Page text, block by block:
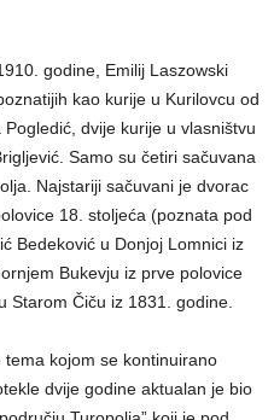
godine, Emilij Laszowski
kao kurije u Kurilovcu od
dvije kurije u vlasništvu
Samo su četiri sačuvana
Najstariji sačuvani je dvorac
18. stoljeća (poznata pod
Bedeković u Donjoj Lomnici iz
Bukevju iz prve polovice
Starom Čiču iz 1831. godine.
kojom se kontinuirano
dvije godine aktualan je bio